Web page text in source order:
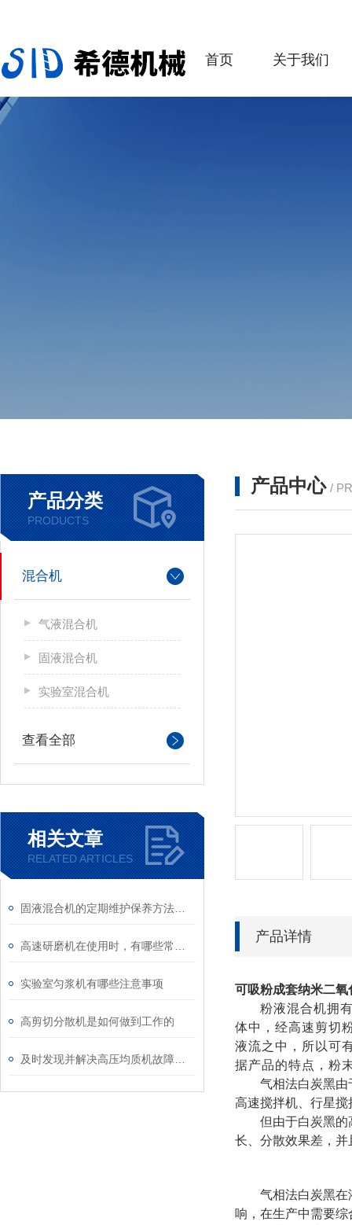
首页 关于我们
产品分类
PRODUCTS
混合机
气液混合机
固液混合机
实验室混合机
查看全部
相关文章
RELATED ARTICLES
实验室匀浆机有哪些注意事项
高剪切分散机是如何做到工作的
产品中心 /
产品详情
可吸粉成套纳米二
粉液混合机拥
体中，经高速剪切
液流之中，所以可
据产品的特点，粉
气相法白炭黑
高速搅拌机、行星
但由于白炭黑
长、分散效果差，
气相法白炭黑
响，在生产中需要